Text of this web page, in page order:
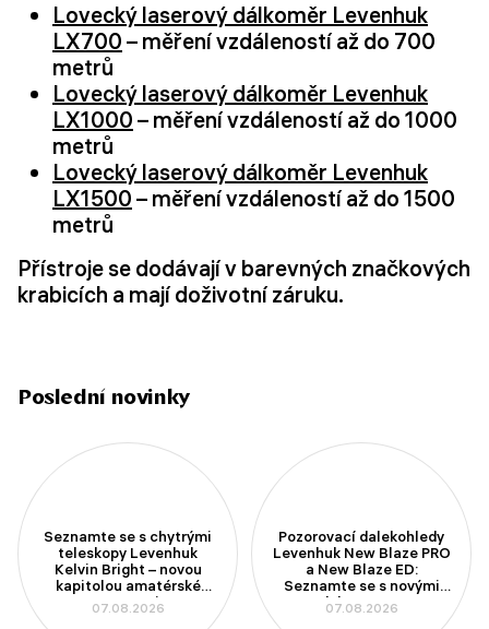
Lovecký laserový dálkoměr Levenhuk
LX700 – měření vzdáleností až do 700
metrů
Lovecký laserový dálkoměr Levenhuk
LX1000 – měření vzdáleností až do 1000
metrů
Lovecký laserový dálkoměr Levenhuk
LX1500 – měření vzdáleností až do 1500
metrů
Přístroje se dodávají v barevných značkových
krabicích a mají doživotní záruku.
Poslední novinky
Seznamte se s chytrými
teleskopy Levenhuk
Kelvin Bright – novou
kapitolou amatérské
astronomie
07.08.2026
Pozorovací dalekohledy
Levenhuk New Blaze PRO
a New Blaze ED:
Seznamte se s novými
modely se 100mm
aperturou
07.08.2026